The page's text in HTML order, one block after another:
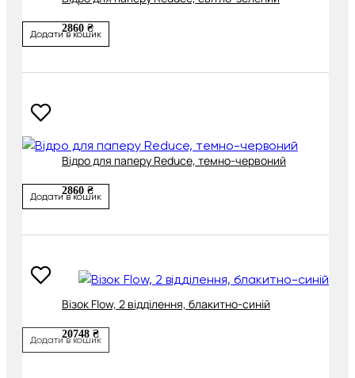
2860 ₴
Додати в кошик
Відро для паперу Reduce, темно-червоний
2860 ₴
Додати в кошик
Візок Flow, 2 відділення, блакитно-синій
20748 ₴
Додати в кошик